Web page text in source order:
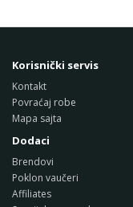
Korisnički servis
Kontakt
Povraćaj robe
Mapa sajta
Dodaci
Brendovi
Poklon vaučeri
Affiliates